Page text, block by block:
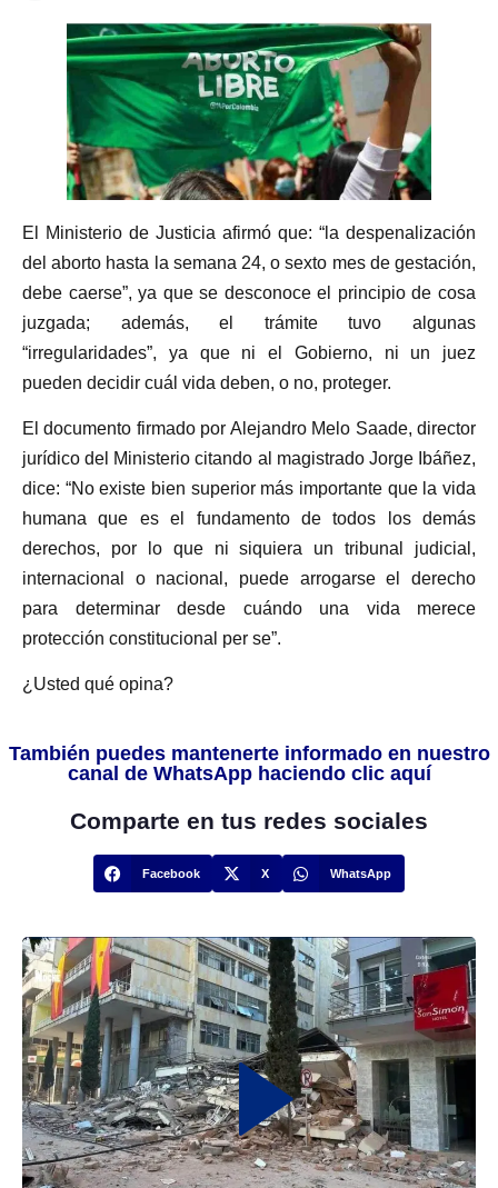
El Ministerio de Justicia afirmó que: “la despenalización
del aborto hasta la semana 24, o sexto mes de gestación,
debe caerse”, ya que se desconoce el principio de cosa
juzgada; además, el trámite tuvo algunas
“irregularidades”, ya que ni el Gobierno, ni un juez
pueden decidir cuál vida deben, o no, proteger.
El documento firmado por Alejandro Melo Saade, director
jurídico del Ministerio citando al magistrado Jorge Ibáñez,
dice: “No existe bien superior más importante que la vida
humana que es el fundamento de todos los demás
derechos, por lo que ni siquiera un tribunal judicial,
internacional o nacional, puede arrogarse el derecho
para determinar desde cuándo una vida merece
protección constitucional per se”.
¿Usted qué opina?
También puedes mantenerte informado en nuestro
canal de WhatsApp haciendo clic aquí
Comparte en tus redes sociales
Facebook X WhatsApp